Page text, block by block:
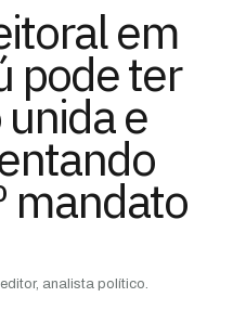
em
pode ter
e
mandato
analista político.